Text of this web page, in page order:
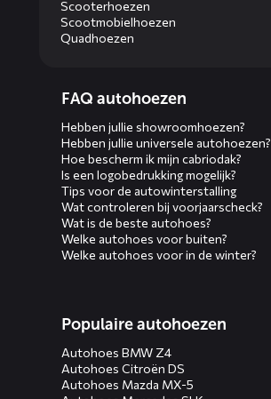
Scooterhoezen
Scootmobielhoezen
Quadhoezen
menusFAQ autohoezen
Hebben jullie showroomhoezen?
Hebben jullie universele autohoezen?
Hoe bescherm ik mijn cabriodak?
Is een logobedrukking mogelijk?
Tips voor de autowinterstalling
Wat controleren bij voorjaarscheck?
Wat is de beste autohoes?
Welke autohoes voor buiten?
Welke autohoes voor in de winter?
Populaire autohoezen
Autohoes BMW Z4
Autohoes Citroën DS
Autohoes Mazda MX-5